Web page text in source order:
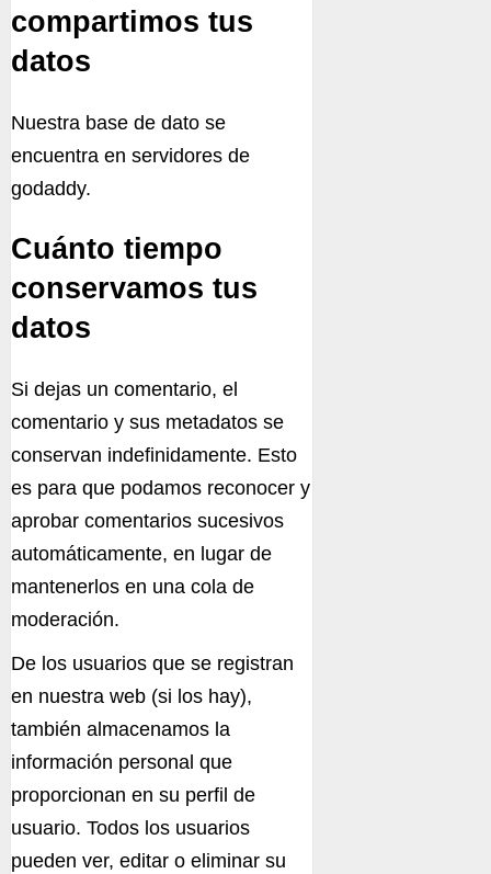
compartimos tus
datos
Nuestra base de dato se
encuentra en servidores de
godaddy.
Cuánto tiempo
conservamos tus
datos
Si dejas un comentario, el
comentario y sus metadatos se
conservan indefinidamente. Esto
es para que podamos reconocer y
aprobar comentarios sucesivos
automáticamente, en lugar de
mantenerlos en una cola de
moderación.
De los usuarios que se registran
en nuestra web (si los hay),
también almacenamos la
información personal que
proporcionan en su perfil de
usuario. Todos los usuarios
pueden ver, editar o eliminar su